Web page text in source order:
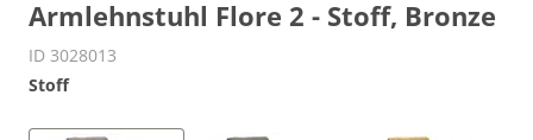
Armlehnstuhl Flore 2 - Stoff, Bronze
ID 3028013
Stoff